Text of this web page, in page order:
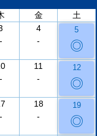
金
土
-
4
-
5
◎
-
11
-
12
◎
-
18
-
19
◎